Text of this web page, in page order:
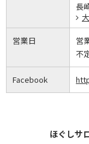
長
営業日 営
不
Facebook
ほぐしサ